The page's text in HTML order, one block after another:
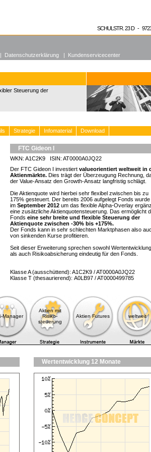
Fonds
SCHULSTR. 23 D -
Steuerung der
Strategie Infomaterial Download
FTC Gideon I
WKN: A1C2K9 ISIN: AT0000A0JQ22
Der FTC Gideon I investiert valueorientiert weltweit in
Aktienmärkte. Dies trägt der Überzeugung Rechnung,
der Value-Ansatz den Growth-Ansatz langfristig schlägt.
Die Aktienquote wird hierbei sehr flexibel zwischen bis zu
175% gesteuert. Der bereits 2006 aufgelegt Fonds wurde
im September 2012 um das flexible Alpha-Overlay
eine zusätzliche Aktienquotensteuerung. Das ermöglicht
Fonds eine sehr breite und flexible Steuerung der
Aktienquote zwischen -30% bis +175%.
Der Fonds kann in sehr schlechten Marktphasen also
von sinkenden Kurse profitieren.
Seit dieser Erweiterung sprechen sowohl Wertentwicklung
als auch Risikoabsicherung eindeutig für den Fonds.
Klasse A (ausschüttend): A1C2K9 / AT0000A0JQ22
Klasse T (thesaurierend): A0LB97 / AT0000499785
Manager
Aktien mit
Risiko-
steuerung
Aktien Futures weltweit
Wertentwicklung 12 Monate
Datenschutzerklärung | Kundenservicecenter